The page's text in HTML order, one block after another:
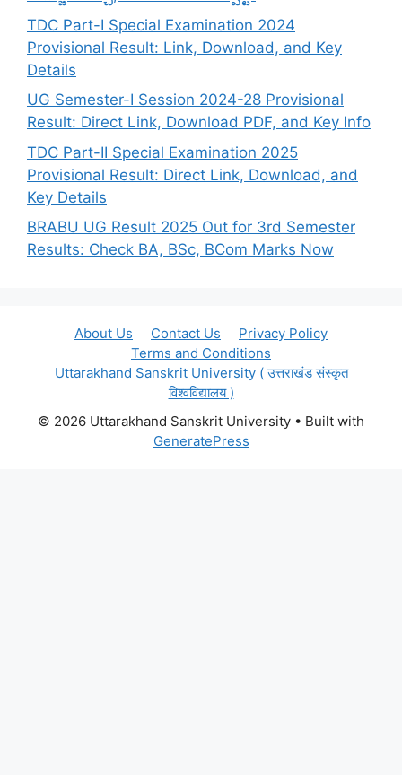
TDC Part-I Special Examination 2024
Provisional Result: Link, Download, and Key
Details
UG Semester-I Session 2024-28 Provisional
Result: Direct Link, Download PDF, and Key Info
TDC Part-II Special Examination 2025
Provisional Result: Direct Link, Download, and
Key Details
BRABU UG Result 2025 Out for 3rd Semester
Results: Check BA, BSc, BCom Marks Now
About Us Contact Us
Privacy Policy
Terms and Conditions
Uttarakhand Sanskrit University ( उत्तराखंड संस्कृत
विश्वविद्यालय )
© 2026 Uttarakhand Sanskrit University • Built with
GeneratePress